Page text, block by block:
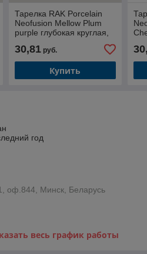
Тарелка RAK Porcelain
Neofusion Mellow Plum
purple глубокая круглая,
(фиолетовый цвет
30,81руб.
Купить
год
оф.844, Минск, Беларусь
весь график работы